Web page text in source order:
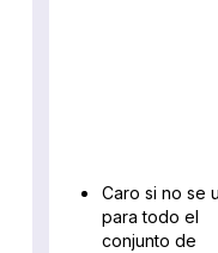
Caro si no se
para todo el
conjunto de